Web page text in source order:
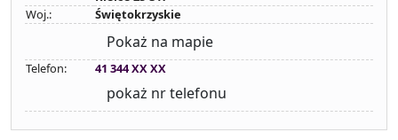
Woj.:
Świętokrzyskie
Pokaż na mapie
Telefon: 41 344 XX XX
pokaż nr telefonu